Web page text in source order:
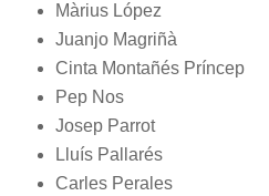
Màrius López
Juanjo Magriñà
Cinta Montañés Príncep
Pep Nos
Josep Parrot
Lluís Pallarés
Carles Perales